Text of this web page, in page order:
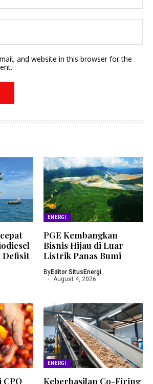
and website in this browser for the
Defisit
ENERGI
PGE Kembangkan
Bisnis Hijau di Luar
Listrik Panas Bumi
ByEditor SitusEnergi
August 4, 2026
CPO
ENERGI
Keberhasilan Co-Firing